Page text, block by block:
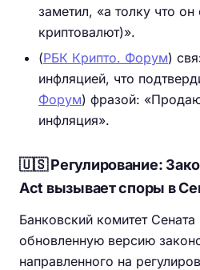
заметил, «а толку что он
криптовалют)».
(РБК Крипто. Форум)
инфляцией, что
Форум) фразой:
инфляция».
🇺🇸 Регулирование:
Act вызывает споры в
Банковский комитет
обновленную версию
направленного на